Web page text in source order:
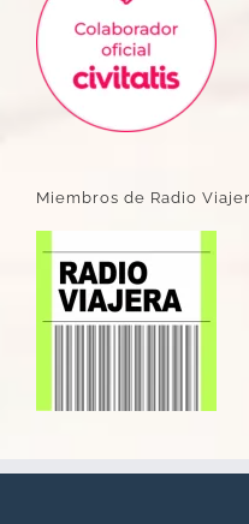
Miembros de Radio